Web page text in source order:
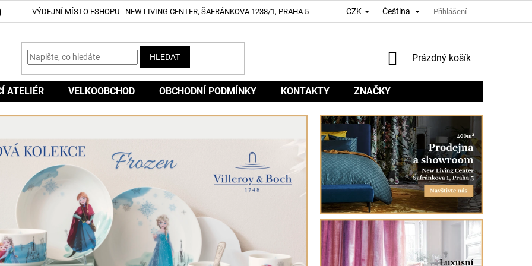
VÝDEJNÍ MÍSTO ESHOPU - NEW LIVING CENTER, ŠAFRÁNKOVA 1238/1, PRAHA 5 CZK Čeština Přihlášení
HLEDAT
NÁKUPNÍ
Prázdný košík
ATELIÉR VELKOOBCHOD OBCHODNÍ PODMÍNKY KONTAKTY ZNAČKY